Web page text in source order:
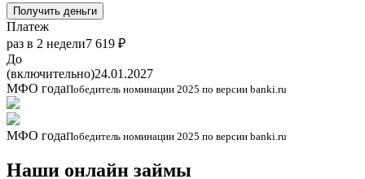
Получить деньги
Платеж
раз в 2 недели7 619 ₽
До
(включительно)24.01.2027
МФО годаПобедитель номинации 2025 по версии banki.ru
МФО годаПобедитель номинации 2025 по версии banki.ru
Наши онлайн займы